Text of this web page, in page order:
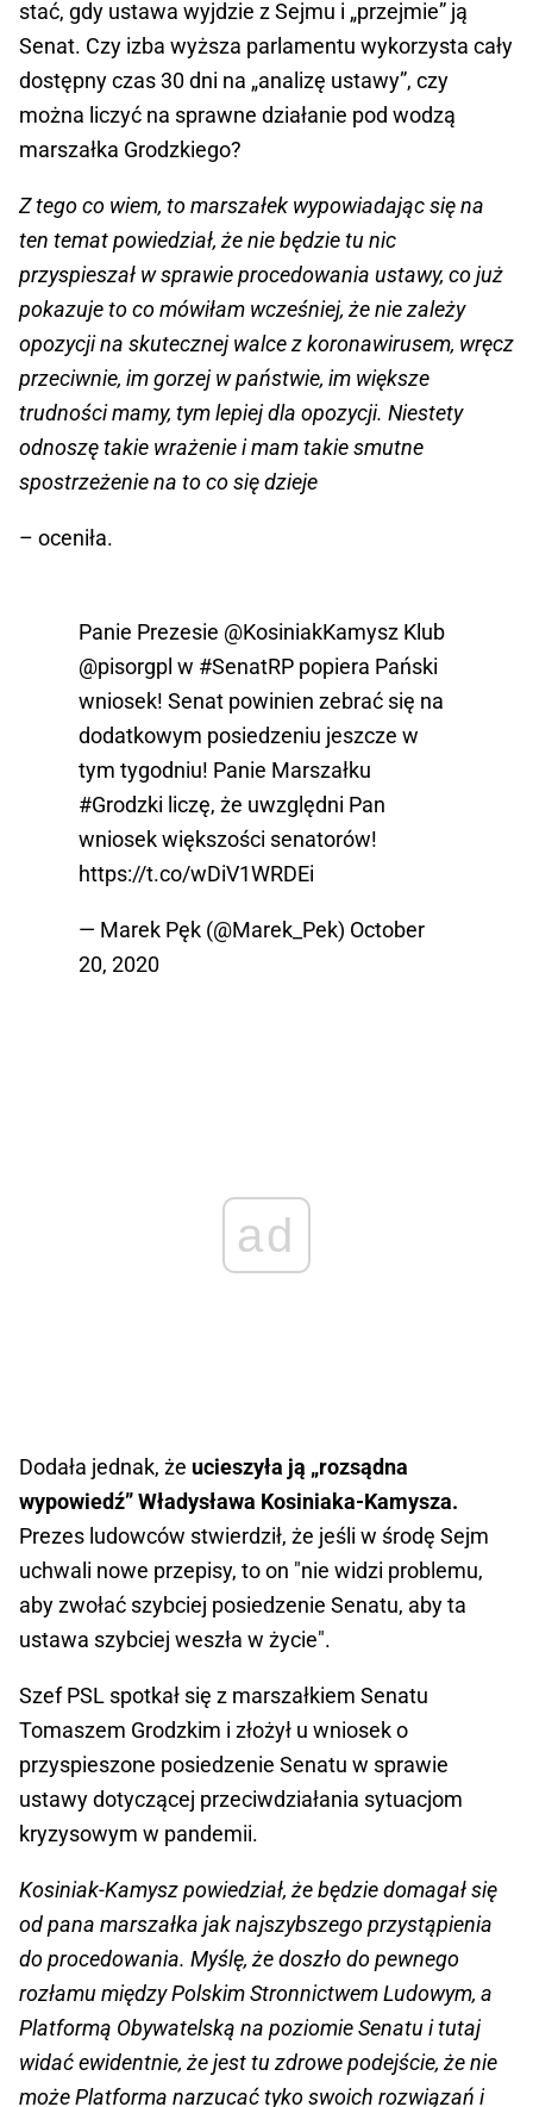
stać, gdy ustawa wyjdzie z Sejmu i „przejmie” ją
Senat. Czy izba wyższa parlamentu wykorzysta cały
dostępny czas 30 dni na „analizę ustawy”, czy
można liczyć na sprawne działanie pod wodzą
marszałka Grodzkiego?
Z tego co wiem, to marszałek wypowiadając się na
ten temat powiedział, że nie będzie tu nic
przyspieszał w sprawie procedowania ustawy, co już
pokazuje to co mówiłam wcześniej, że nie zależy
opozycji na skutecznej walce z koronawirusem, wręcz
przeciwnie, im gorzej w państwie, im większe
trudności mamy, tym lepiej dla opozycji. Niestety
odnoszę takie wrażenie i mam takie smutne
spostrzeżenie na to co się dzieje
– oceniła.
Panie Prezesie @KosiniakKamysz Klub
@pisorgpl w #SenatRP popiera Pański
wniosek! Senat powinien zebrać się na
dodatkowym posiedzeniu jeszcze w
tym tygodniu! Panie Marszałku
#Grodzki liczę, że uwzględni Pan
wniosek większości senatorów!
https://t.co/wDiV1WRDEi
— Marek Pęk (@Marek_Pek) October
20, 2020
ad
Dodała jednak, że ucieszyła ją „rozsądna
wypowiedź” Władysława Kosiniaka-Kamysza.
Prezes ludowców stwierdził, że jeśli w środę Sejm
uchwali nowe przepisy, to on "nie widzi problemu,
aby zwołać szybciej posiedzenie Senatu, aby ta
ustawa szybciej weszła w życie".
Szef PSL spotkał się z marszałkiem Senatu
Tomaszem Grodzkim i złożył u wniosek o
przyspieszone posiedzenie Senatu w sprawie
ustawy dotyczącej przeciwdziałania sytuacjom
kryzysowym w pandemii.
Kosiniak-Kamysz powiedział, że będzie domagał się
od pana marszałka jak najszybszego przystąpienia
do procedowania. Myślę, że doszło do pewnego
rozłamu między Polskim Stronnictwem Ludowym, a
Platformą Obywatelską na poziomie Senatu i tutaj
widać ewidentnie, że jest tu zdrowe podejście, że nie
może Platforma narzucać tyko swoich rozwiązań i